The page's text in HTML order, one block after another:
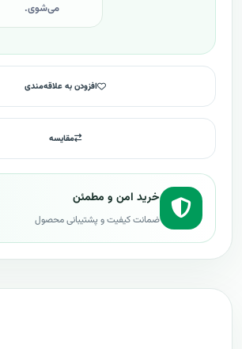
می‌شوی.
افزودن به علاقه‌مندی
مقایسه
خرید امن و مطمئن
ضمانت کیفیت و پشتیبانی محصول